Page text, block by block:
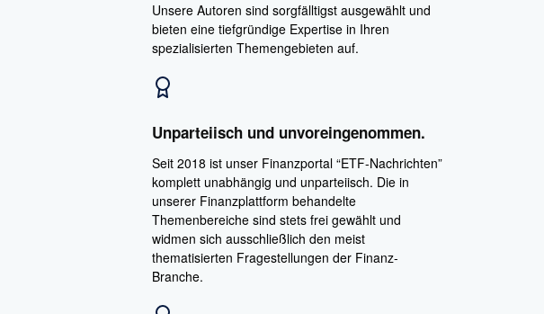
Unsere Autoren sind sorgfälltigst ausgewählt und
bieten eine tiefgründige Expertise in Ihren
spezialisierten Themengebieten auf.
Unparteiisch und unvoreingenommen.
Seit 2018 ist unser Finanzportal “ETF-Nachrichten”
komplett unabhängig und unparteiisch. Die in
unserer Finanzplattform behandelte
Themenbereiche sind stets frei gewählt und
widmen sich ausschließlich den meist
thematisierten Fragestellungen der Finanz-
Branche.